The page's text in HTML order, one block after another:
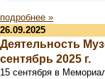
подробнее »
26.09.2025
Деятельность
сентябрь 2025 г.
15 сентября в